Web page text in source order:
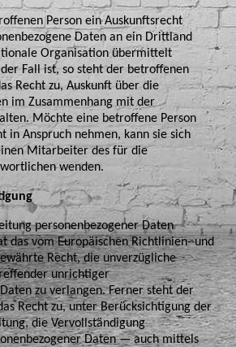
Person ein Auskunftsrecht
Daten an ein Drittland
Organisation übermittelt
Fall ist, so steht der betroffenen
Recht zu, Auskunft über die
im Zusammenhang mit der
Möchte eine betroffene Person
in Anspruch nehmen, kann sie sich
Mitarbeiter des für die
wenden.
personenbezogener Daten
das vom Europäischen Richtlinien- und
Recht, die unverzügliche
unrichtiger
zu verlangen. Ferner steht der
Recht zu, unter Berücksichtigung der
die Vervollständigung
Daten — auch mittels